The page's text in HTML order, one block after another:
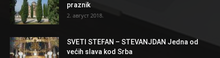
praznik
2. август 2018.
SVETI STEFAN – STEVANJDAN Jedna od
većih slava kod Srba